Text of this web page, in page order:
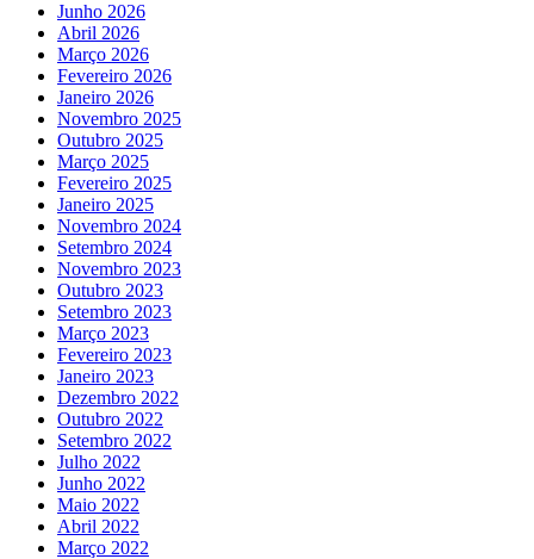
Junho 2026
Abril 2026
Março 2026
Fevereiro 2026
Janeiro 2026
Novembro 2025
Outubro 2025
Março 2025
Fevereiro 2025
Janeiro 2025
Novembro 2024
Setembro 2024
Novembro 2023
Outubro 2023
Setembro 2023
Março 2023
Fevereiro 2023
Janeiro 2023
Dezembro 2022
Outubro 2022
Setembro 2022
Julho 2022
Junho 2022
Maio 2022
Abril 2022
Março 2022